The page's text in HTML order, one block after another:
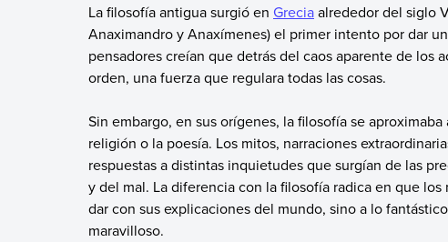
La filosofía antigua surgió en Greciaalrededor del siglo
Anaximandro y Anaxímenes) el primer intento por dar
pensadores creían que detrás del caos aparente de los
orden, una fuerza que regulara todas las cosas.
Sin embargo, en sus orígenes, la filosofía se
religión o la poesía. Los mitos, narraciones
respuestas a distintas inquietudes que surgían de las
y del mal. La diferencia con la filosofía radica en que
dar con sus explicaciones del mundo, sino a lo
maravilloso.